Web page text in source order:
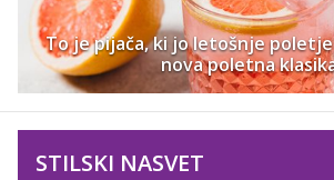
To je pijača, ki jo letošnje
nova poletna
STILSKI NASVET